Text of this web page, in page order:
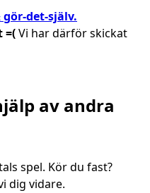
=(Vi har därför skickat
av andra
spel. Kör du fast?
dig vidare.